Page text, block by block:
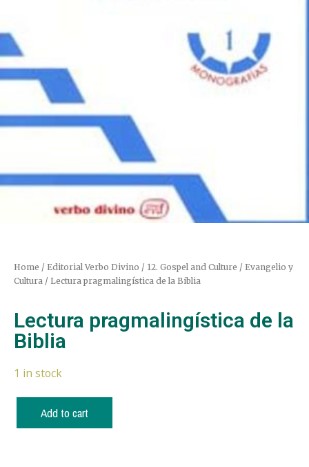
Home / Editorial Verbo Divino / 12. Gospel and Culture / Evangelio y
Cultura / Lectura pragmalingística de la Biblia
Lectura pragmalingística de la
Biblia
1 in stock
Add to cart